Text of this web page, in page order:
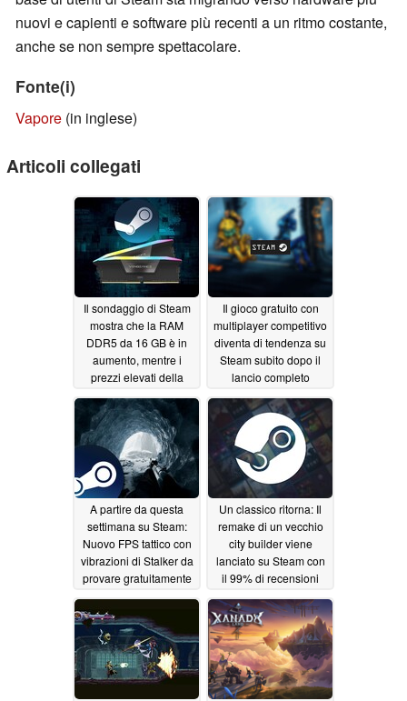
nuovi e capienti e software più recenti a un ritmo costante,
anche se non sempre spettacolare.
Fonte(i)
Vapore (in inglese)
Articoli collegati
Il sondaggio di Steam
mostra che la RAM
DDR5 da 16 GB è in
aumento, mentre i
prezzi elevati della
memoria limitano la
costruzione di PC
04/03/2026
Il gioco gratuito con
multiplayer competitivo
diventa di tendenza su
Steam subito dopo il
lancio completo
08/05/2025
A partire da questa
settimana su Steam:
Nuovo FPS tattico con
vibrazioni di Stalker da
provare gratuitamente
08/05/2025
Un classico ritorna: Il
remake di un vecchio
city builder viene
lanciato su Steam con
il 99% di recensioni
positive - demo
disponibile08/05/2025